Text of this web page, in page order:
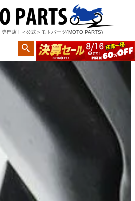
専門店 | ＜公式＞モトパーツ(MOTO PARTS)